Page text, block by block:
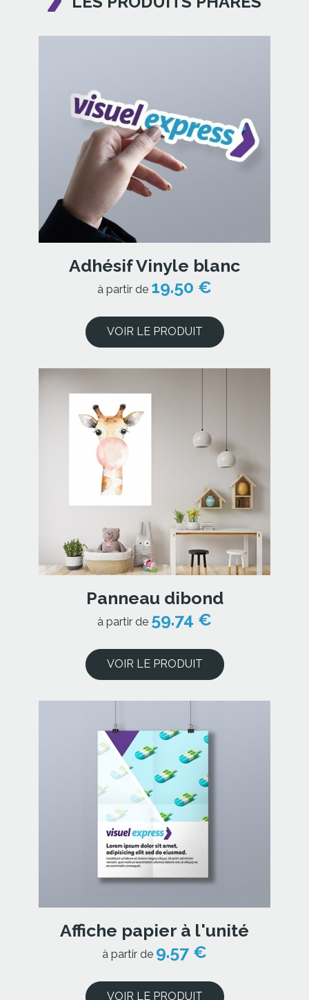
Adhésif Vinyle blanc
à partir de 19.50 €
VOIR LE PRODUIT
Panneau dibond
à partir de 59.74 €
VOIR LE PRODUIT
Affiche papier à l'unité
à partir de 9.57 €
VOIR LE PRODUIT